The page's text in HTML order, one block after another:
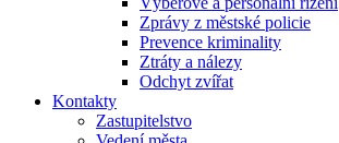
Zprávy z městské policie
Prevence kriminality
Ztráty a nálezy
Odchyt zvířat
Kontakty
Zastupitelstvo